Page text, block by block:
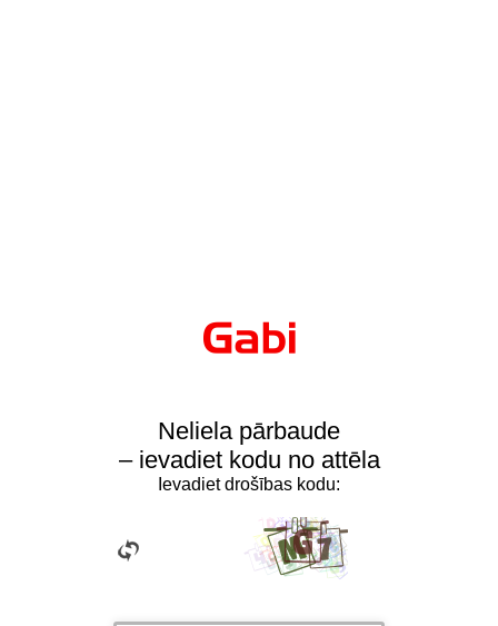
Neliela pārbaude
– ievadiet kodu no attēla
Ievadiet drošības kodu: